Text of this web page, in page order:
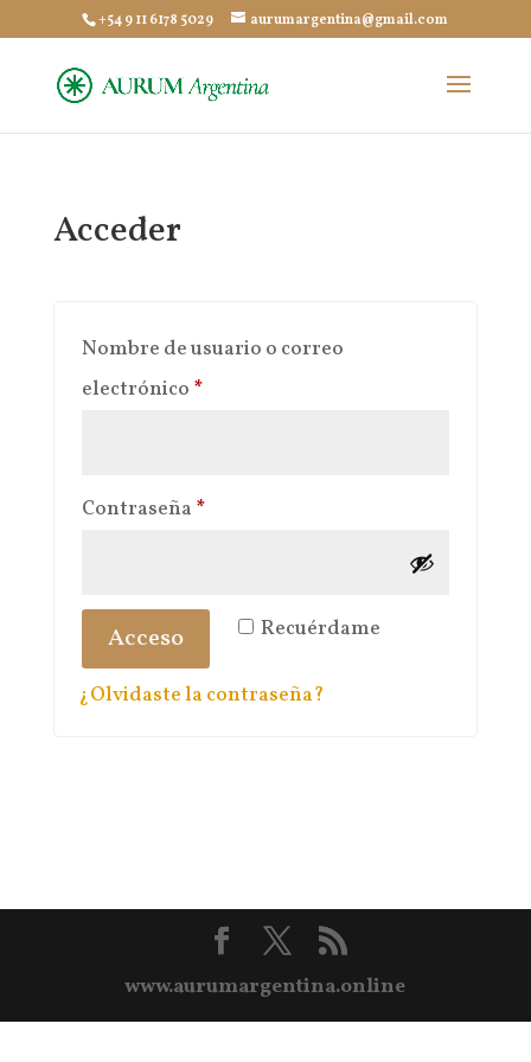
+54 9 11 6178 5029 aurumargentina@gmail.com
Acceder
Nombre de usuario o correo
electrónico *Obligatorio
Contraseña *Obligatorio
Recuérdame
Acceso
¿Olvidaste la contraseña?
www.aurumargentina.online